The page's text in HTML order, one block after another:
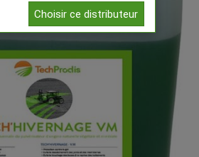
Choisir ce distributeur